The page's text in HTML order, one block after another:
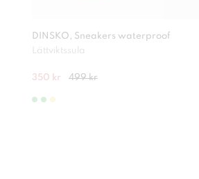
DINSKO, Sneakers waterproof
Lättviktssula
350 kr 499 kr